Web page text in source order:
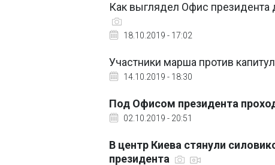
Как выглядел Офис
18.10.2019 - 17:02
Участники марша против
14.10.2019 - 18:30
Под Офисом президента
02.10.2019 - 20:51
В центр Киева стянули
президента